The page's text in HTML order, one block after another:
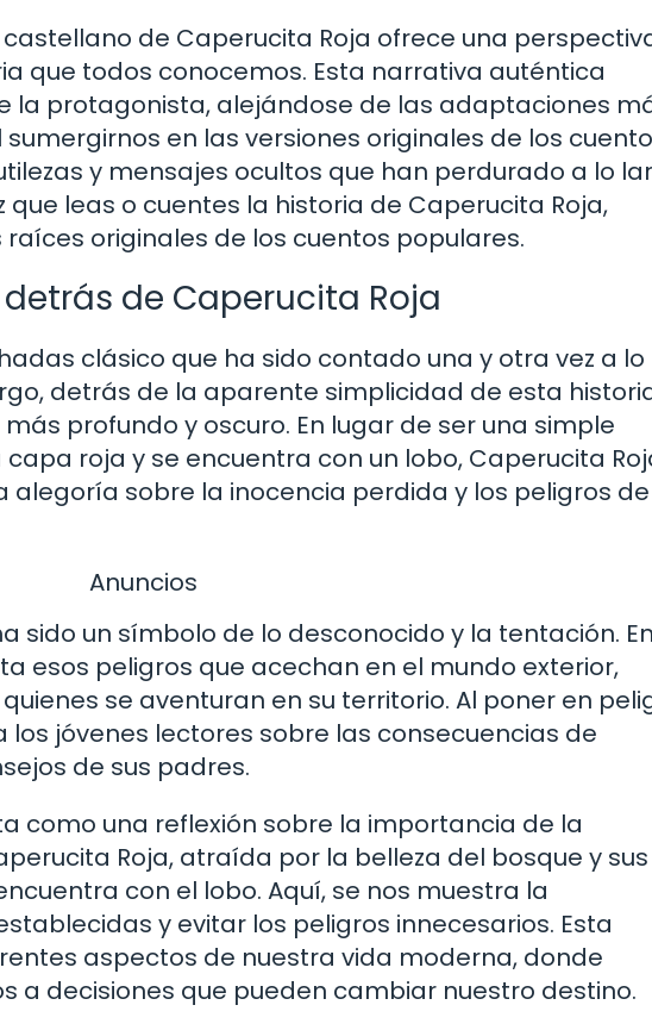
de Caperucita Roja ofrece una
que todos conocemos. Esta narrativa auténtica
la protagonista, alejándose de las adaptaciones
en las versiones originales de los
y mensajes ocultos que han perdurado a lo
leas o cuentes la historia de Caperucita Roja,
originales de los cuentos populares.
de Caperucita Roja
clásico que ha sido contado una y otra vez a lo
detrás de la aparente simplicidad de esta
profundo y oscuro. En lugar de ser una simple
roja y se encuentra con un lobo, Caperucita
sobre la inocencia perdida y los peligros de
Anuncios
sido un símbolo de lo desconocido y la tentación. En
esos peligros que acechan en el mundo exterior,
se aventuran en su territorio. Al poner en
jóvenes lectores sobre las consecuencias de
de sus padres.
como una reflexión sobre la importancia de la
Roja, atraída por la belleza del bosque y sus
con el lobo. Aquí, se nos muestra la
y evitar los peligros innecesarios. Esta
aspectos de nuestra vida moderna, donde
a decisiones que pueden cambiar nuestro destino.